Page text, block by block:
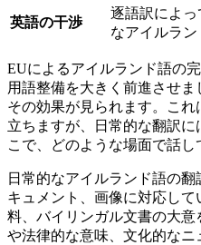
英語の干渉
逐語訳によ
なアイルラ
EUによるアイルランド語の
用語整備を大きく前進させ
その効果が見られます。こ
立ちますが、日常的な翻訳
こで、どのような場面で話
日常的なアイルランド語の翻
キュメント、画像に対応し
料、バイリンガル文書の大
や法律的な意味、文化的な